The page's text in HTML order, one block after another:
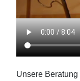
Unsere